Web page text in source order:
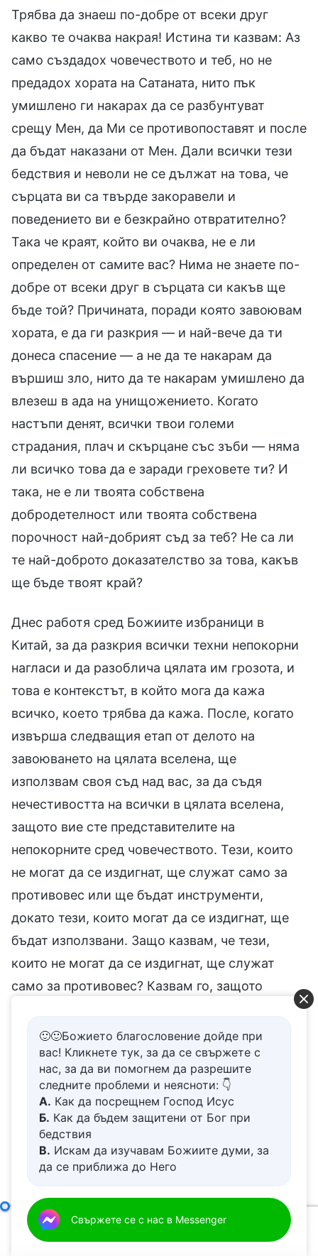
Трябва да знаеш по-добре от всеки друг
какво те очаква накрая! Истина ти казвам: Аз
само създадох човечеството и теб, но не
предадох хората на Сатаната, нито пък
умишлено ги накарах да се разбунтуват
срещу Мен, да Ми се противопоставят и после
да бъдат наказани от Мен. Дали всички тези
бедствия и неволи не се дължат на това, че
сърцата ви са твърде закоравели и
поведението ви е безкрайно отвратително?
Така че краят, който ви очаква, не е ли
определен от самите вас? Нима не знаете по-
добре от всеки друг в сърцата си какъв ще
бъде той? Причината, поради която завоювам
хората, е да ги разкрия — и най-вече да ти
донеса спасение — а не да те накарам да
вършиш зло, нито да те накарам умишлено да
влезеш в ада на унищожението. Когато
настъпи денят, всички твои големи
страдания, плач и скърцане със зъби — няма
ли всичко това да е заради греховете ти? И
така, не е ли твоята собствена
добродетелност или твоята собствена
порочност най-добрият съд за теб? Не са ли
те най-доброто доказателство за това, какъв
ще бъде твоят край?
Днес работя сред Божиите избраници в
Китай, за да разкрия всички техни непокорни
нагласи и да разоблича цялата им грозота, и
това е контекстът, в който мога да кажа
всичко, което трябва да кажа. После, когато
извърша следващия етап от делото на
завоюването на цялата вселена, ще
използвам своя съд над вас, за да съдя
нечестивостта на всички в цялата вселена,
защото вие сте представителите на
непокорните сред човечеството. Тези, които
не могат да се издигнат, ще служат само за
противовес или ще бъдат инструменти,
докато тези, които могат да се издигнат, ще
бъдат използвани. Защо казвам, че тези,
които не могат да се издигнат, ще служат
само за противовес? Казвам го, защото
насочени към вашия произход и защото вие
станахте представители и олицетворение на
непокорните сред цялото човечество. По-
късно Аз ще отнеса думите, които ви
завоюват, в чужди страни и ще ги използвам,
за да завоювам хората там, но ти няма да си
ги спечелил. Това няма ли да те направи
човечество, проявите на непокорство на
хората, грозните образи и лица на човека —
🙂🙂Божието благословение дойде при
вас! Кликнете тук, за да се свържете с
нас, за да ви помогнем да разрешите
следните проблеми и неясноти: 👇
А. Как да посрещнем Господ Исус
Б. Как да бъдем защитени от Бог при
бедствия
В. Искам да изучавам Божиите думи, за
да се приближа до Него
живот
Д.Имам молба за молитва
Свържете се с нас в Messenger